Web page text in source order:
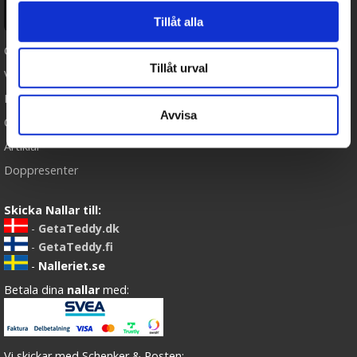
Tillåt alla
Tillåt urval
Avvisa
Cookies
Varumärken
Köpvillkor
Om oss
Artiklar
Doppresenter
Skicka Nallar till:
- GetaTeddy.dk
- GetaTeddy.fi
- Nalleriet.se
Betala dina nallar med: